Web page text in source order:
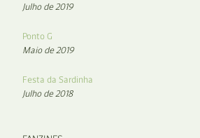
Julho de 2019
Ponto G
Maio de 2019
Festa da Sardinha
Julho de 2018